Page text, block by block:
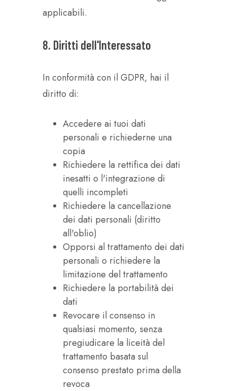
applicabili.
8. Diritti dell'Interessato
In conformità con il GDPR, hai il
diritto di:
Accedere ai tuoi dati
personali e richiederne una
copia
Richiedere la rettifica dei dati
inesatti o l'integrazione di
quelli incompleti
Richiedere la cancellazione
dei dati personali (diritto
all'oblio)
Opporsi al trattamento dei dati
personali o richiedere la
limitazione del trattamento
Richiedere la portabilità dei
dati
Revocare il consenso in
qualsiasi momento, senza
pregiudicare la liceità del
trattamento basata sul
consenso prestato prima della
revoca